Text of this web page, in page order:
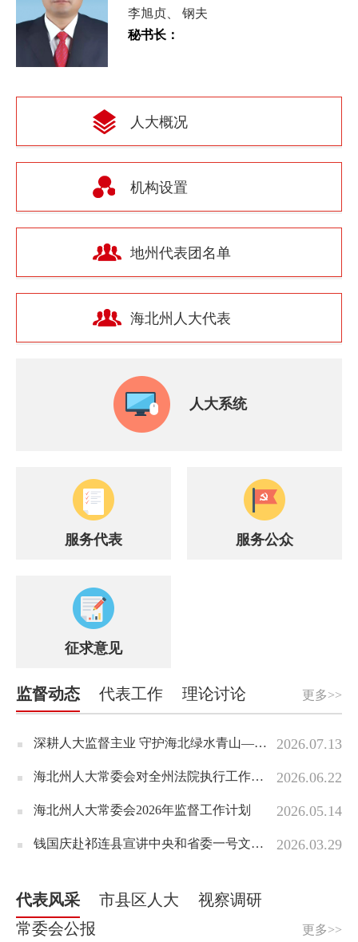
李旭贞
钢夫
秘书长：
人大概况
机构设置
地州代表团名单
海北州人大代表
人大系统
服务代表 服务公众
征求意见
监督动态 代表工作 理论讨论
2026.07.13
深耕人大监督主业 守护海北绿水青山——州人大常委会开展2026年度全州生态环保专项监督视察与执法检查
2026.06.22
海北州人大常委会对全州法院执行工作情况开展视察调研
2026.05.14
海北州人大常委会2026年监督工作计划
2026.03.29
钱国庆赴祁连县宣讲中央和省委一号文件精神并督导调研重点工作
更多>>
代表风采 市县区人大
视察调研
常委会公报
更多>>